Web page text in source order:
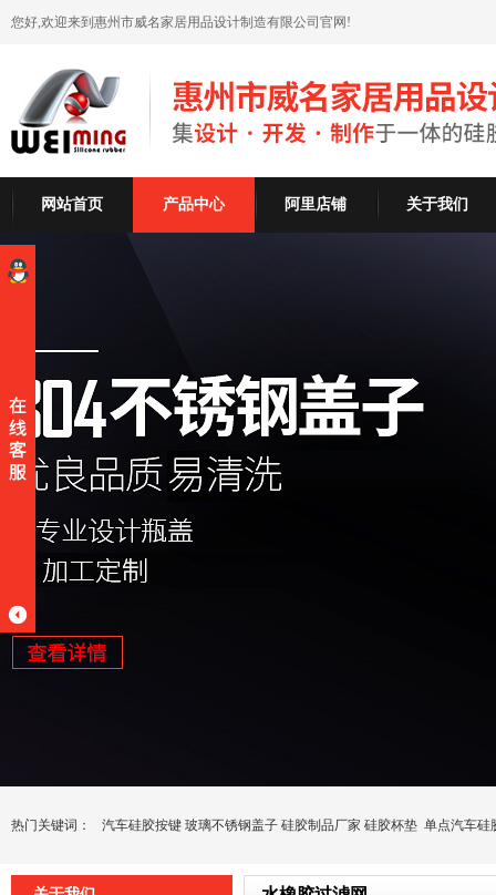
您好,欢迎来到惠州市威名家居用品设计制造有限公司官网!
网站首页 产品中心 阿里店铺 关于我们
热门关键词： 汽车硅胶按键 玻璃不锈钢盖子 硅胶制品厂家 硅胶杯垫 单点汽车硅